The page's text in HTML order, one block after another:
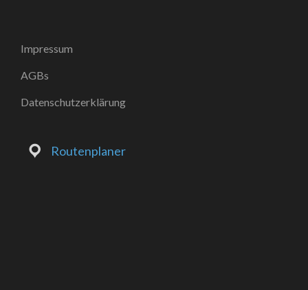
Impressum
AGBs
Datenschutzerklärung
Routenplaner